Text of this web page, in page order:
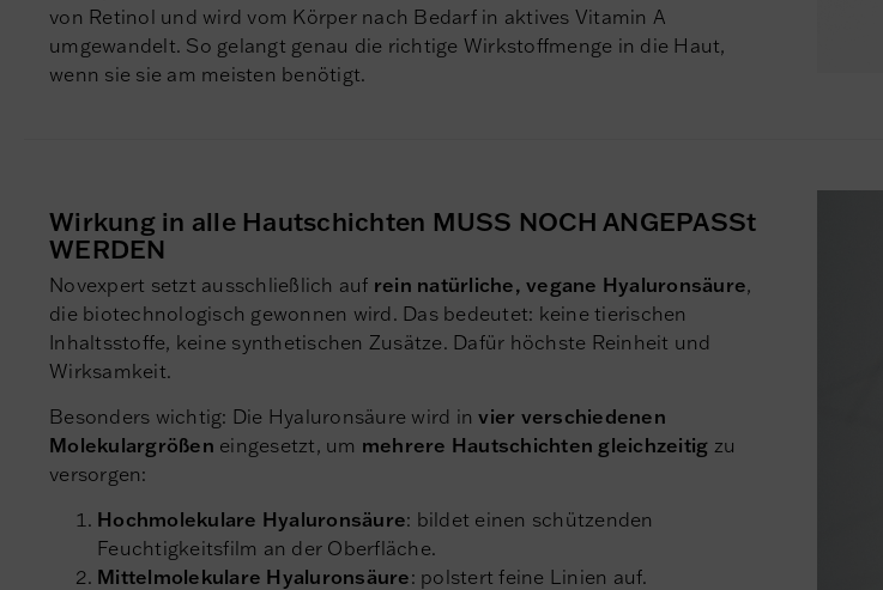
von Retinol und wird vom Körper nach Bedarf in aktives Vitamin A
umgewandelt. So gelangt genau die richtige Wirkstoffmenge in die Haut,
wenn sie sie am meisten benötigt.
Wirkung in alle Hautschichten MUSS NOCH ANGEPASSt
WERDEN
Novexpert setzt ausschließlich auf rein natürliche, vegane Hyaluronsäure,
die biotechnologisch gewonnen wird. Das bedeutet: keine tierischen
Inhaltsstoffe, keine synthetischen Zusätze. Dafür höchste Reinheit und
Wirksamkeit.
Besonders wichtig: Die Hyaluronsäure wird invier verschiedenen
Molekulargrößen eingesetzt, um mehrere Hautschichten gleichzeitig zu
versorgen:
Hochmolekulare Hyaluronsäure: bildet einen schützenden
Feuchtigkeitsfilm an der Oberfläche.
Mittelmolekulare Hyaluronsäure: polstert feine Linien auf.